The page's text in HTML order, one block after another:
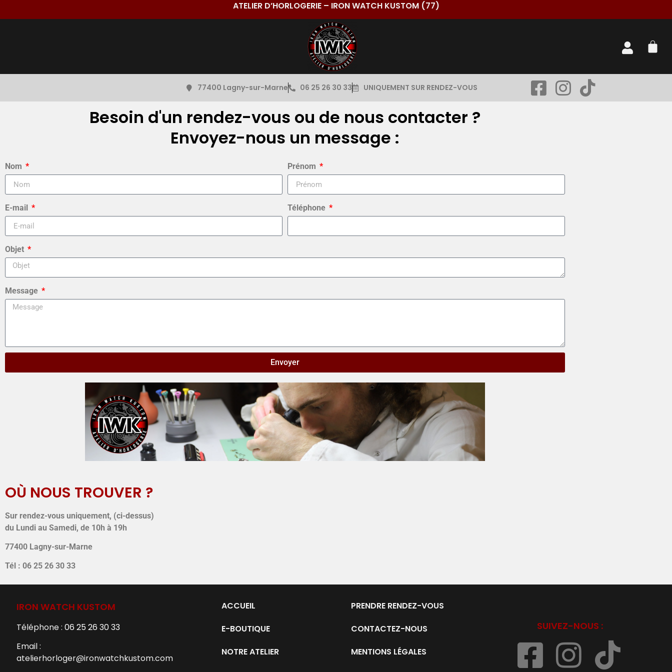
ATELIER D’HORLOGERIE – IRON WATCH KUSTOM (77)
77400 Lagny-sur-Marne 06 25 26 30 33 UNIQUEMENT SUR RENDEZ-VOUS
Besoin d'un rendez-vous ou de nous contacter ?
Envoyez-nous un message :
Nom Prénom
E-mail Téléphone
Objet
Message
Envoyer
OÙ NOUS TROUVER ?
Sur rendez-vous uniquement, (ci-dessus)
du Lundi au Samedi, de 10h à 19h
77400 Lagny-sur-Marne
Tél : 06 25 26 30 33
IRON WATCH KUSTOM
Téléphone : 06 25 26 30 33
Email :
atelierhorloger@ironwatchkustom.com
ACCUEIL
E-BOUTIQUE
NOTRE ATELIER
PRENDRE RENDEZ-VOUS
CONTACTEZ-NOUS
MENTIONS LÉGALES
SUIVEZ-NOUS :